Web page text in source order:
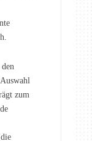
zum